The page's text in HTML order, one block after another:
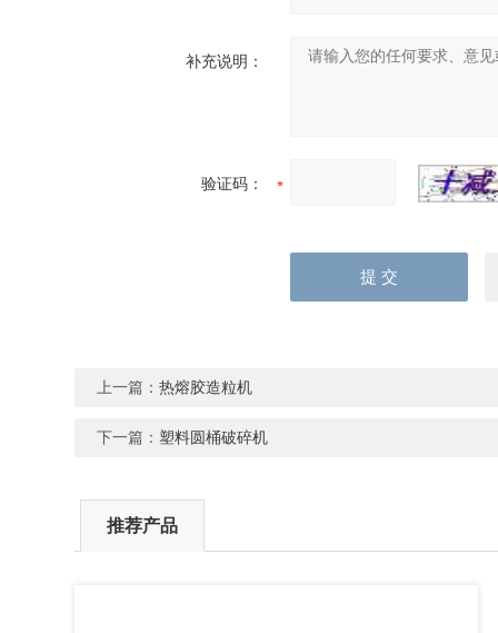
补充说明：
验证码：
上一篇：热熔胶造粒机
下一篇： 塑料圆桶破碎机
推荐产品